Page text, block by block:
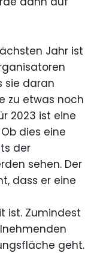
Jahr ist
sie daran
zu etwas noch
2023 ist eine
dies eine
der
sehen. Der
dass er eine
ist. Zumindest
geht.